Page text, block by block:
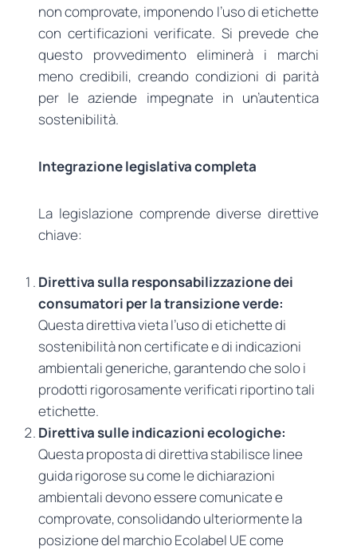
non comprovate, imponendo l’uso di etichette
con certificazioni verificate. Si prevede che
questo provvedimento eliminerà i marchi
meno credibili, creando condizioni di parità
per le aziende impegnate in un’autentica
sostenibilità.
Integrazione legislativa completa
La legislazione comprende diverse direttive
chiave:
Direttiva sulla responsabilizzazione dei
consumatori per la transizione verde:
Questa direttiva vieta l’uso di etichette di
sostenibilità non certificate e di indicazioni
ambientali generiche, garantendo che solo i
prodotti rigorosamente verificati riportino tali
etichette.
Direttiva sulle indicazioni ecologiche:
Questa proposta di direttiva stabilisce linee
guida rigorose su come le dichiarazioni
ambientali devono essere comunicate e
comprovate, consolidando ulteriormente la
posizione del marchio Ecolabel UE come